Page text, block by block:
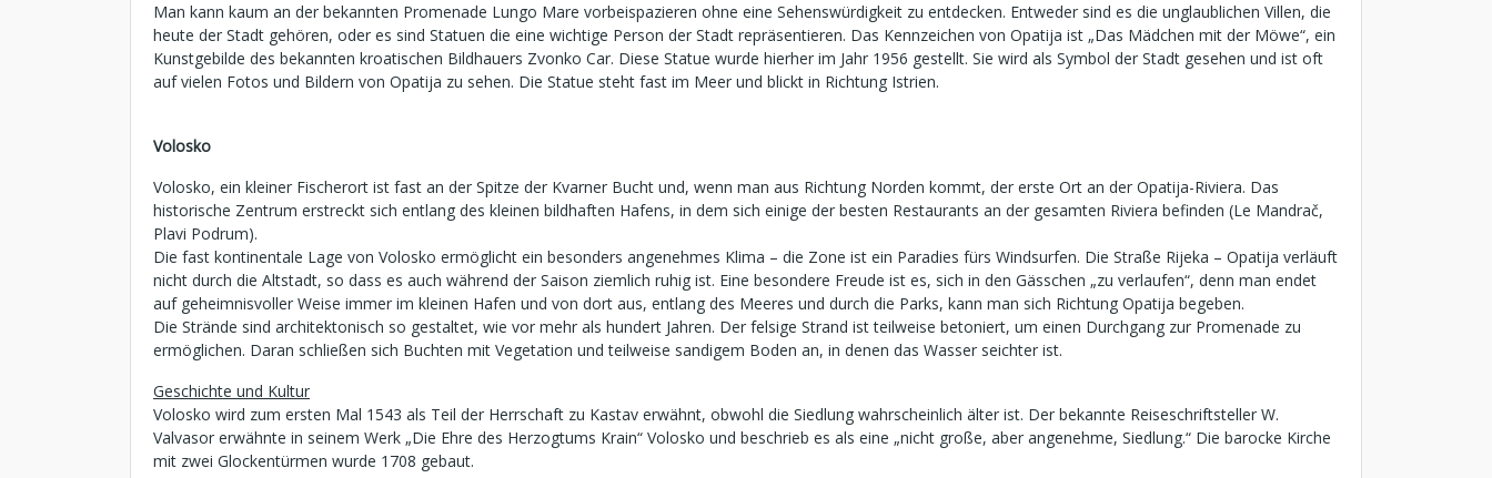
Man kann kaum an der bekannten Promenade Lungo Mare vorbeispazieren ohne eine Sehenswürdigkeit zu entdecken. Entweder sind es die unglaublichen Villen, die
heute der Stadt gehören, oder es sind Statuen die eine wichtige Person der Stadt repräsentieren. Das Kennzeichen von Opatija ist „Das Mädchen mit der Möwe“, ein
Kunstgebilde des bekannten kroatischen Bildhauers Zvonko Car. Diese Statue wurde hierher im Jahr 1956 gestellt. Sie wird als Symbol der Stadt gesehen und ist oft
auf vielen Fotos und Bildern von Opatija zu sehen. Die Statue steht fast im Meer und blickt in Richtung Istrien.
Volosko
Volosko, ein kleiner Fischerort ist fast an der Spitze der Kvarner Bucht und, wenn man aus Richtung Norden kommt, der erste Ort an der Opatija-Riviera. Das
historische Zentrum erstreckt sich entlang des kleinen bildhaften Hafens, in dem sich einige der besten Restaurants an der gesamten Riviera befinden (Le Mandrač,
Plavi Podrum).
Die fast kontinentale Lage von Volosko ermöglicht ein besonders angenehmes Klima – die Zone ist ein Paradies fürs Windsurfen. Die Straße Rijeka – Opatija verläuft
nicht durch die Altstadt, so dass es auch während der Saison ziemlich ruhig ist. Eine besondere Freude ist es, sich in den Gässchen „zu verlaufen“, denn man endet
auf geheimnisvoller Weise immer im kleinen Hafen und von dort aus, entlang des Meeres und durch die Parks, kann man sich Richtung Opatija begeben.
Die Strände sind architektonisch so gestaltet, wie vor mehr als hundert Jahren. Der felsige Strand ist teilweise betoniert, um einen Durchgang zur Promenade zu
ermöglichen. Daran schließen sich Buchten mit Vegetation und teilweise sandigem Boden an, in denen das Wasser seichter ist.
Geschichte und Kultur
Volosko wird zum ersten Mal 1543 als Teil der Herrschaft zu Kastav erwähnt, obwohl die Siedlung wahrscheinlich älter ist. Der bekannte Reiseschriftsteller W.
Valvasor erwähnte in seinem Werk „Die Ehre des Herzogtums Krain“ Volosko und beschrieb es als eine „nicht große, aber angenehme, Siedlung.“ Die barocke Kirche
mit zwei Glockentürmen wurde 1708 gebaut.